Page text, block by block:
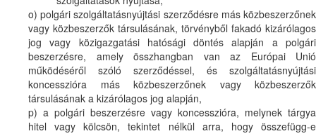
o) polgári szolgáltatásnyújtási szerződésre más közbeszerzőnek
vagy közbeszerzők társulásának, törvényből fakadó kizárólagos
jog vagy közigazgatási hatósági döntés alapján a polgári
beszerzésre, amely összhangban van az Európai Unió
működéséről szóló szerződéssel, és szolgáltatásnyújtási
koncesszióra más közbeszerzőnek vagy közbeszerzők
társulásának a kizárólagos jog alapján,
p) a polgári beszerzésre vagy koncesszióra, melynek tárgya
hitel vagy kölcsön, tekintet nélkül arra, hogy összefügg-e